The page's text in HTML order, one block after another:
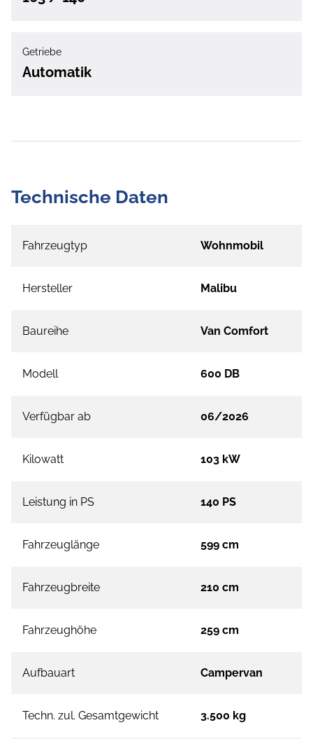
Getriebe
Automatik
Technische Daten
Fahrzeugtyp Wohnmobil
Hersteller Malibu
Baureihe Van Comfort
Modell 600 DB
Verfügbar ab 06/2026
Kilowatt 103 kW
Leistung in PS 140 PS
Fahrzeuglänge 599 cm
Fahrzeugbreite 210 cm
Fahrzeughöhe 259 cm
Aufbauart Campervan
Techn. zul. Gesamtgewicht 3.500 kg